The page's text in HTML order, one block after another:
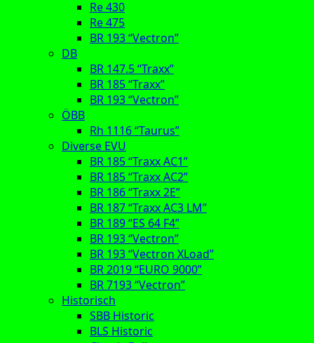
Re 430
Re 475
BR 193 “Vectron”
DB
BR 147.5 “Traxx”
BR 185 “Traxx”
BR 193 “Vectron”
ÖBB
Rh 1116 “Taurus”
Diverse EVU
BR 185 “Traxx AC1”
BR 185 “Traxx AC2”
BR 186 “Traxx 2E”
BR 187 “Traxx AC3 LM”
BR 189 “ES 64 F4”
BR 193 “Vectron”
BR 193 “Vectron XLoad”
BR 2019 “EURO 9000”
BR 7193 “Vectron”
Historisch
SBB Historic
BLS Historic